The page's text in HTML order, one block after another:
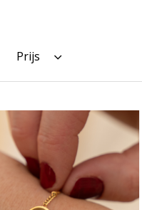
Prijs